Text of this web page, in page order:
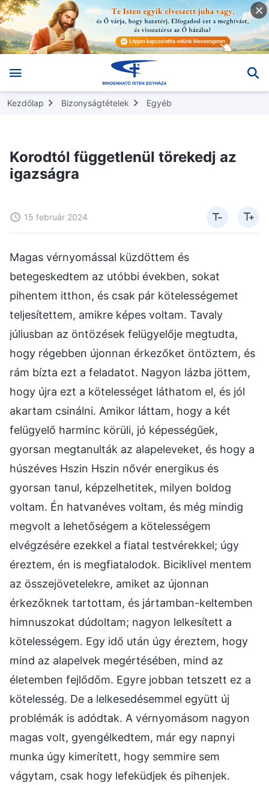
Kezdőlap Bizonyságtételek Egyéb
Korodtól függetlenül törekedj az
igazságra
15 február 2024
Magas vérnyomással küzdöttem és
betegeskedtem az utóbbi években, sokat
pihentem itthon, és csak pár kötelességemet
teljesítettem, amikre képes voltam. Tavaly
júliusban az öntözések felügyelője megtudta,
hogy régebben újonnan érkezőket öntöztem, és
rám bízta ezt a feladatot. Nagyon lázba jöttem,
hogy újra ezt a kötelességet láthatom el, és jól
akartam csinálni. Amikor láttam, hogy a két
felügyelő harminc körüli, jó képességűek,
gyorsan megtanulták az alapeleveket, és hogy a
húszéves Hszin Hszin nővér energikus és
gyorsan tanul, képzelhetitek, milyen boldog
voltam. Én hatvanéves voltam, és még mindig
megvolt a lehetőségem a kötelességem
elvégzésére ezekkel a fiatal testvérekkel; úgy
éreztem, én is megfiatalodok. Biciklivel mentem
az összejövetelekre, amiket az újonnan
érkezőknek tartottam, és jártamban-keltemben
himnuszokat dúdoltam; nagyon lelkesített a
kötelességem. Egy idő után úgy éreztem, hogy
mind az alapelvek megértésében, mind az
életemben fejlődőm. Egyre jobban tetszett ez a
kötelesség. De a lelkesedésemmel együtt új
problémák is adódtak. A vérnyomásom nagyon
magas volt, gyengélkedtem, már egy napnyi
munka úgy kimerített, hogy semmire sem
vágytam, csak hogy lefeküdjek és pihenjek.